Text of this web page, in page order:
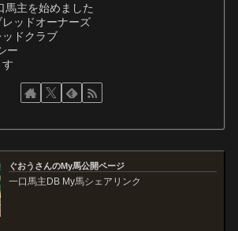
馬主を始めました
レッドオーナーズ
ッドクラブ
ー
ぐおうさんのMy馬公開ページ
一口馬主DB My馬シェアリンク